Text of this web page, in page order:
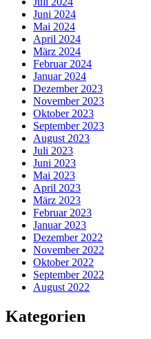
Juni 2024
Mai 2024
April 2024
März 2024
Februar 2024
Januar 2024
Dezember 2023
November 2023
Oktober 2023
September 2023
August 2023
Juli 2023
Juni 2023
Mai 2023
April 2023
März 2023
Februar 2023
Januar 2023
Dezember 2022
November 2022
Oktober 2022
September 2022
August 2022
Kategorien